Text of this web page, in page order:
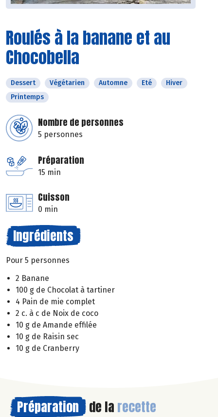
Roulés à la banane et au
Chocobella
Dessert Végétarien Automne Eté
Hiver
Printemps
Nombre de personnes
5 personnes
Préparation
15 min
Cuisson
0 min
Ingrédients
Pour 5 personnes
2 Banane
100 g de Chocolat à tartiner
4 Pain de mie complet
2 c. à c de Noix de coco
10 g de Amande effilée
10 g de Raisin sec
10 g de Cranberry
Préparation de la recette